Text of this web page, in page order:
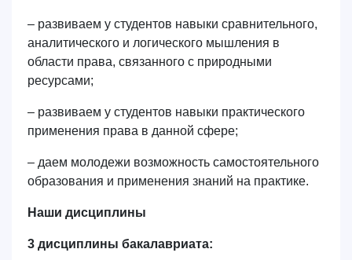
– развиваем у студентов навыки сравнительного,
аналитического и логического мышления в
области права, связанного с природными
ресурсами;
– развиваем у студентов навыки практического
применения права в данной сфере;
– даем молодежи возможность самостоятельного
образования и применения знаний на практике.
Наши дисциплины
3 дисциплины бакалавриата: